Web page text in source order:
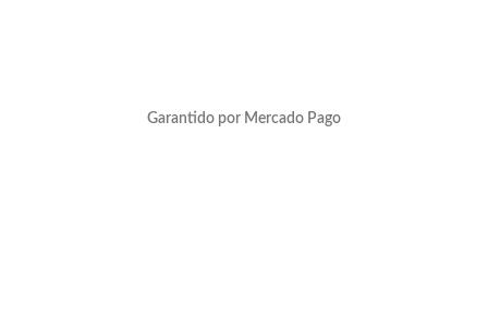
Garantido por Mercado Pago